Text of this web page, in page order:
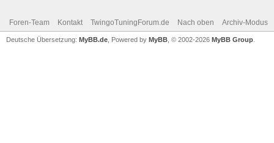
Foren-Team Kontakt TwingoTuningForum.de Nach oben Archiv-Modus
Deutsche Übersetzung: MyBB.de , Powered by MyBB , © 2002-2026 MyBB Group